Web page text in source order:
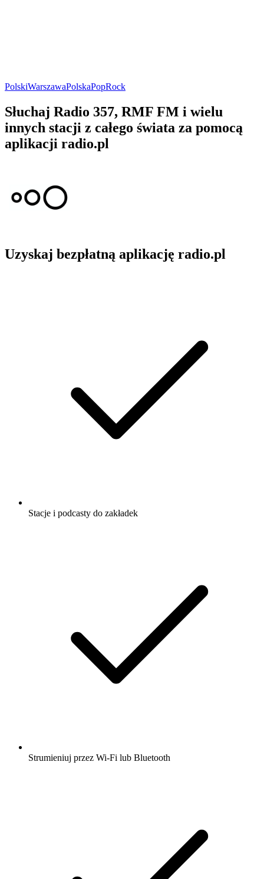
PolskiWarszawaPolskaPopRock
Słuchaj Radio 357, RMF FM i wielu
innych stacji z całego świata za pomocą
aplikacji radio.pl
Uzyskaj bezpłatną aplikację radio.pl
Stacje i podcasty do zakładek
Strumieniuj przez Wi-Fi lub Bluetooth